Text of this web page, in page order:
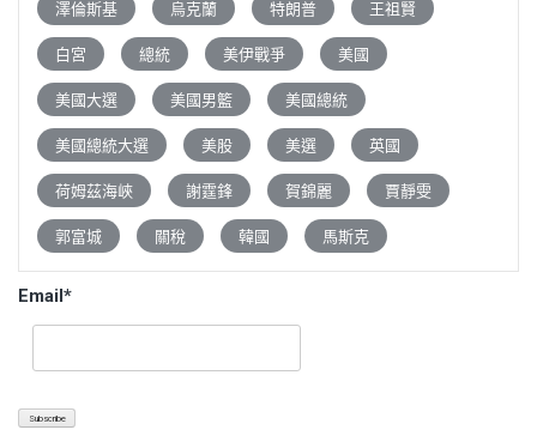
澤倫斯基 烏克蘭 特朗普 王祖賢
白宮 總統 美伊戰爭 美國
美國大選 美國男籃 美國總統
美國總統大選 美股 美選 英國
荷姆茲海峽 謝霆鋒 賀錦麗 賈靜雯
郭富城 關稅 韓國 馬斯克
Email*